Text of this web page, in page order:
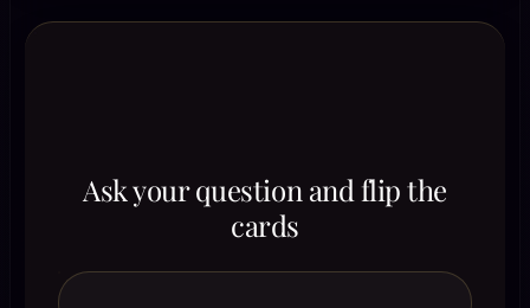
Ask your question and flip the
cards